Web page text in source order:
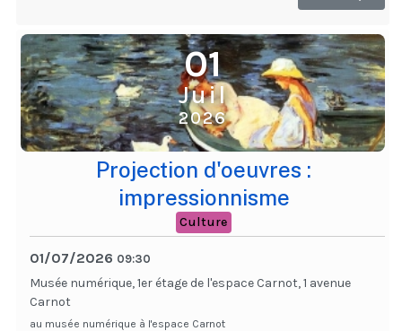
01
Juil
2026
Projection d'oeuvres :
impressionnisme
Culture
01/07/2026 09:30
Musée numérique, 1er étage de l'espace Carnot, 1 avenue
Carnot
au musée numérique à l'espace Carnot